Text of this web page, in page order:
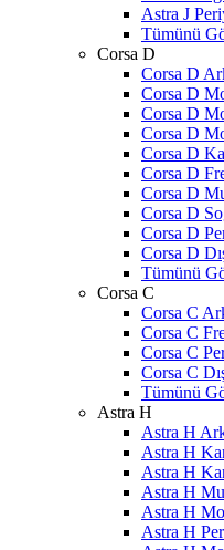
Astra J
Tümünü
Corsa D
Corsa D
Corsa D
Corsa D
Corsa D
Corsa D
Corsa D
Corsa D
Corsa D
Corsa D
Corsa D
Tümünü
Corsa C
Corsa C
Corsa C
Corsa C
Corsa C
Tümünü
Astra H
Astra H
Astra H
Astra H
Astra H
Astra H
Astra H